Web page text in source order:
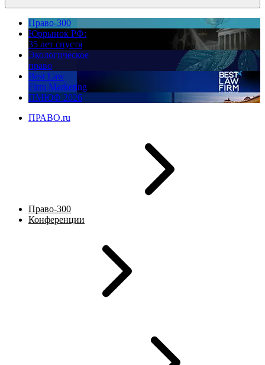
Право-300
Юррынок РФ:
35 лет спустя
Экологическое
право
Best Law
Firm Marketing
ПМЮФ 2026
ПРАВО.ru
Право-300
Конференции